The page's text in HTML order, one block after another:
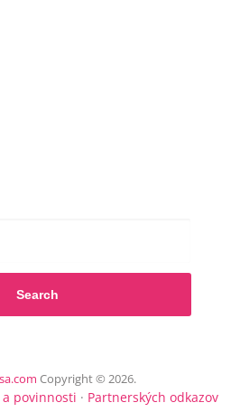
Search
Copyright © 2026.
a povinnosti · Partnerských odkazov